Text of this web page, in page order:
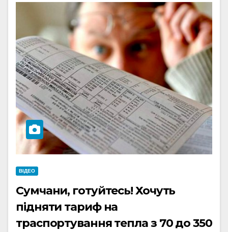
ВІДЕО
Сумчани, готуйтесь! Хочуть
підняти тариф на
траспортування тепла з 70 до 350